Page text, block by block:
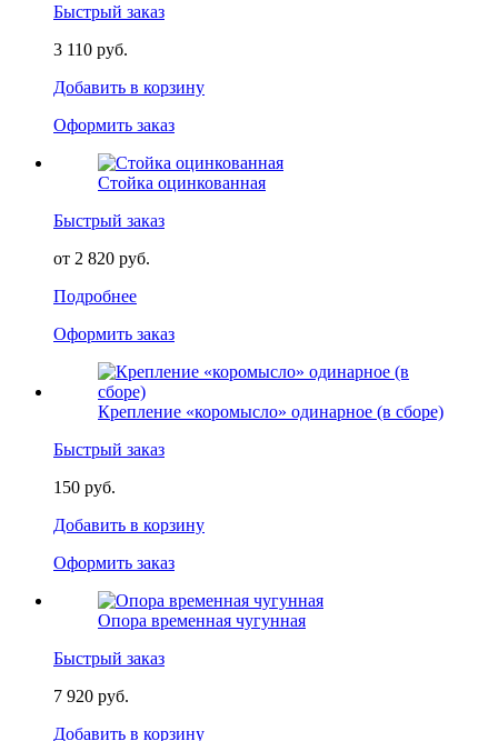
Быстрый заказ
3 110 руб.
Добавить в корзину
Оформить заказ
Стойка оцинкованная
Быстрый заказ
от 2 820 руб.
Подробнее
Оформить заказ
Крепление «коромысло» одинарное (в сборе)
Быстрый заказ
150 руб.
Добавить в корзину
Оформить заказ
Опора временная чугунная
Быстрый заказ
7 920 руб.
Добавить в корзину